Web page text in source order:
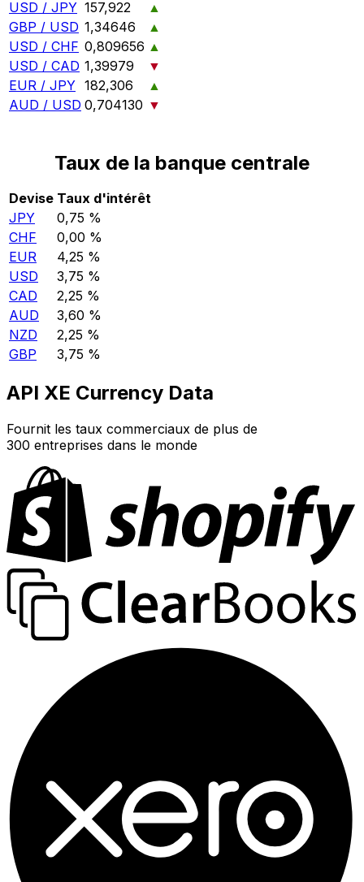
USD / JPY 157,922
▲
GBP / USD 1,34646
▲
USD / CHF 0,809656 ▲
USD / CAD 1,39979
▼
EUR / JPY 182,306
▲
AUD / USD 0,704130 ▼
Taux de la banque centrale
Devise Taux d'intérêt
JPY
0,75 %
CHF
0,00 %
EUR
4,25 %
USD
3,75 %
CAD
2,25 %
AUD
3,60 %
NZD
2,25 %
GBP
3,75 %
API XE Currency Data
Fournit les taux commerciaux de plus de
300 entreprises dans le monde